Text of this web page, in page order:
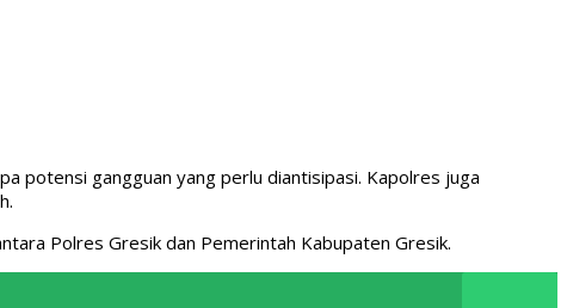
potensi gangguan yang perlu diantisipasi. Kapolres juga
Polres Gresik dan Pemerintah Kabupaten Gresik.